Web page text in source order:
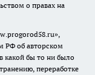
о правах на
»,
РФ об авторском
какой бы то ни было
переработке